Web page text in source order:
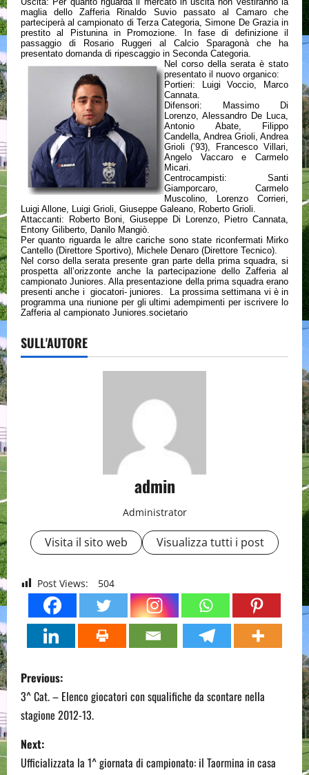
maglia dello Zafferia Rinaldo Suvio passato al Camaro che
parteciperà al campionato di Terza Categoria, Simone De Grazia in
prestito al Pistunina in Promozione. In fase di definizione il
passaggio di Rosario Ruggeri al Calcio Sparagonà che ha
presentato domanda di ripescaggio in Seconda Categoria.
Nel corso della serata è stato
presentato il nuovo organico:
Portieri: Luigi Voccio, Marco
Cannata.
Difensori: Massimo Di
Lorenzo, Alessandro De Luca,
Antonio Abate, Filippo
Candella, Andrea Grioli, Andrea
Grioli (’93), Francesco Villari,
Angelo Vaccaro e Carmelo
Micari.
Centrocampisti: Santi
Giamporcaro, Carmelo
Muscolino, Lorenzo Corrieri,
Luigi Allone, Luigi Grioli, Giuseppe Galeano, Roberto Grioli.
Attaccanti: Roberto Boni, Giuseppe Di Lorenzo, Pietro Cannata,
Entony Giliberto, Danilo Mangiò.
Per quanto riguarda le altre cariche sono state riconfermati Mirko
Cantello (Direttore Sportivo), Michele Denaro (Direttore Tecnico).
Nel corso della serata presente gran parte della prima squadra, si
prospetta all’orizzonte anche la partecipazione dello Zafferia al
campionato Juniores. Alla presentazione della prima squadra erano
presenti anche i giocatori- juniores. La prossima settimana vi è in
programma una riunione per gli ultimi adempimenti per iscrivere lo
Zafferia al campionato Juniores.societario
SULL'AUTORE
admin
Administrator
Visita il sito web Visualizza tutti i post
Post Views: 504
P
o
s
t
Previous:
3^ Cat. – Elenco giocatori con squalifiche da scontare nella
stagione 2012-13.
Next:
Ufficializzata la 1^ giornata di campionato: il Taormina in casa